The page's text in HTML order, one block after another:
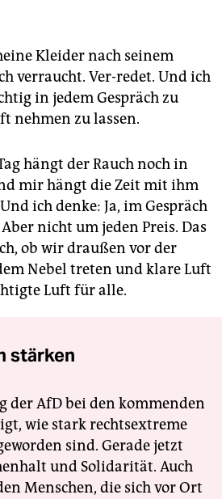
Kleider nach seinem
verraucht. Ver-redet. Und ich
in jedem Gespräch zu
nehmen zu lassen.
hängt der Rauch noch in
mir hängt die Zeit mit ihm
ich denke: Ja, im Gespräch
nicht um jeden Preis. Das
ob wir draußen vor der
Nebel treten und klare Luft
Luft für alle.
stärken
der AfD bei den kommenden
wie stark rechtsextreme
sind. Gerade jetzt
und Solidarität. Auch
Menschen, die sich vor Ort